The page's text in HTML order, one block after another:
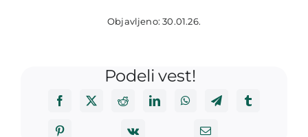
Objavljeno: 30.01.26.
Podeli vest!